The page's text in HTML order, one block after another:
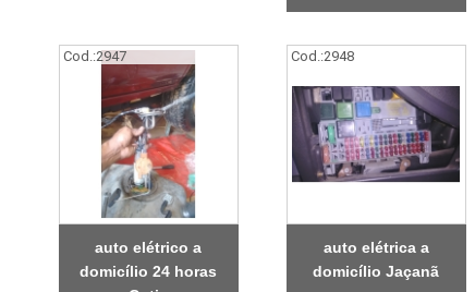
Cod.:2947
auto elétrico a
domicílio 24 horas
Cod.:2948
auto elétrica a
domicílio Jaçanã